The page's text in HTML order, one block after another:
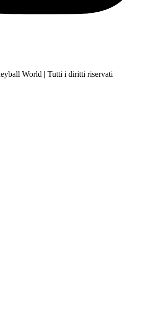
World | Tutti i diritti riservati